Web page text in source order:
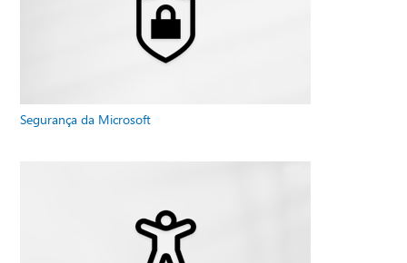
Segurança da Microsoft